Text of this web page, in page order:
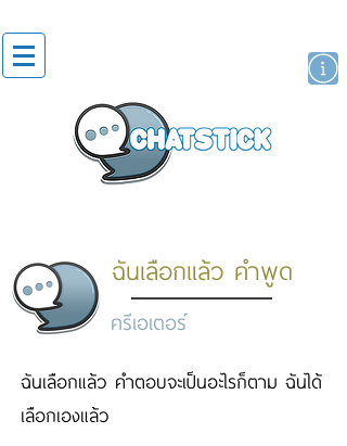
ฉันเลือกแล้ว คำพูด
ครีเอเตอร์
ฉันเลือกแล้ว คำตอบจะเป็นอะไรก็ตาม ฉันได้
เลือกเองแล้ว